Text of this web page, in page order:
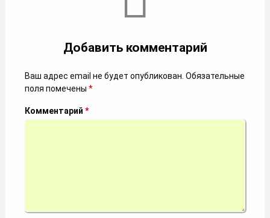
Добавить комментарий
Ваш адрес email не будет опубликован. Обязательные
поля помечены *
Комментарий *